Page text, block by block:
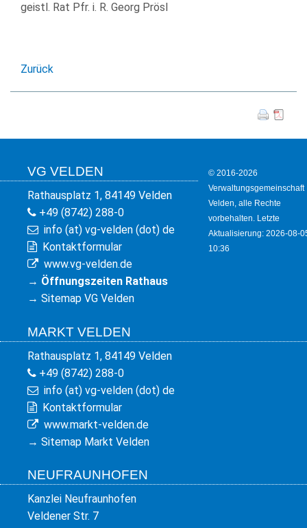
geistl. Rat Pfr. i. R. Georg Prösl
Zurück
VG VELDEN
Rathausplatz 1, 84149 Velden
+49 (8742) 288-0
info (at) vg-velden (dot) de
Kontaktformular
www.vg-velden.de
→ Öffnungszeiten Rathaus
→ Sitemap VG Velden
MARKT VELDEN
Rathausplatz 1, 84149 Velden
+49 (8742) 288-0
info (at) vg-velden (dot) de
Kontaktformular
www.markt-velden.de
→ Sitemap Markt Velden
NEUFRAUNHOFEN
Kanzlei Neufraunhofen
Veldener Str. 7
© 2016-2026
Verwaltungsgemeinschaft
Velden, alle Rechte
vorbehalten. Letzte
Aktualisierung: 2026-08-
10:36